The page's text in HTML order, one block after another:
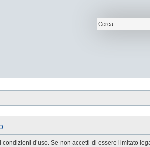
condizioni d’uso. Se non accetti di essere limitato